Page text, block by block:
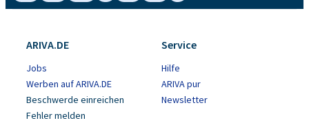
ARIVA.DE
Jobs
Werben auf ARIVA.DE
Beschwerde einreichen
Fehler melden
Service
Hilfe
ARIVA pur
Newsletter